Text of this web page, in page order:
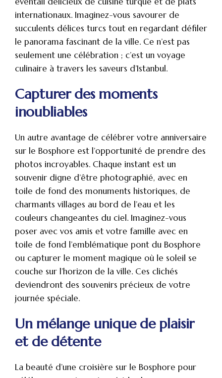
internationaux. Imaginez-vous savourer de
succulents délices turcs tout en regardant défiler
le panorama fascinant de la ville. Ce n’est pas
seulement une célébration ; c’est un voyage
culinaire à travers les saveurs d’Istanbul.
Capturer des moments
inoubliables
Un autre avantage de célébrer votre anniversaire
sur le Bosphore est l’opportunité de prendre des
photos incroyables. Chaque instant est un
souvenir digne d’être photographié, avec en
toile de fond des monuments historiques, de
charmants villages au bord de l’eau et les
couleurs changeantes du ciel. Imaginez-vous
poser avec vos amis et votre famille avec en
toile de fond l’emblématique pont du Bosphore
ou capturer le moment magique où le soleil se
couche sur l’horizon de la ville. Ces clichés
deviendront des souvenirs précieux de votre
journée spéciale.
Un mélange unique de plaisir
et de détente
La beauté d’une croisière sur le Bosphore pour